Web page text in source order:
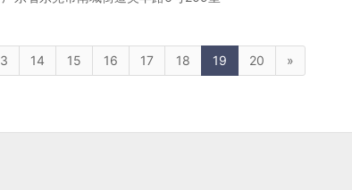
14 15 16 17 18 19 20 »